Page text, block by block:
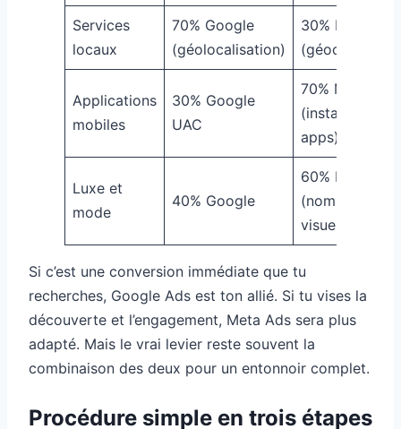
Services
locaux
70% Google
(géolocalisation)
30% Meta
(géociblage)
Applications
mobiles
30% Google
UAC
70% Meta
(installation
apps)
Luxe et
mode
40% Google
60% Meta
(nombreux
visuels)
Si c’est une conversion immédiate que tu
recherches, Google Ads est ton allié. Si tu vises la
découverte et l’engagement, Meta Ads sera plus
adapté. Mais le vrai levier reste souvent la
combinaison des deux pour un entonnoir complet.
Procédure simple en trois étapes